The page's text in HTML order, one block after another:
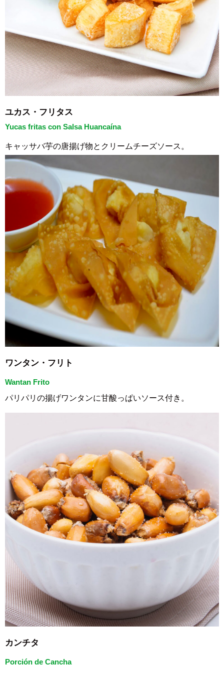
ユカス・フリタス
Yucas fritas con Salsa Huancaína
キャッサバ芋の唐揚げ物とクリームチーズソース。
ワンタン・フリト
Wantan Frito
パリパリの揚げワンタンに甘酸っぱいソース付き。
カンチタ
Porción de Cancha